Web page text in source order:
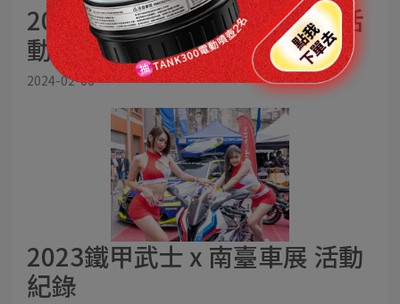
2024鐵甲武士 x 彰化賽車節 活
動紀錄
2024-02-06
2023鐵甲武士 x 南臺車展 活動
紀錄